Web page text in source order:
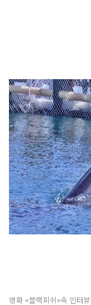
영화 <블랙피쉬>속 인터